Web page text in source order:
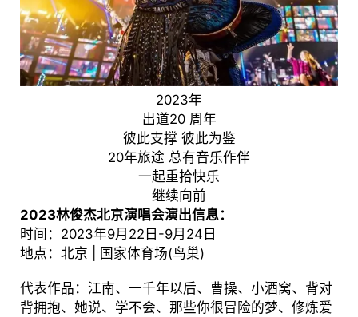
2023年
出道20 周年
彼此支撑 彼此为鉴
20年旅途 总有音乐作伴
一起重拾快乐
继续向前
2023林俊杰北京演唱会演出信息：
时间：2023年9月22日-9月24日
地点：北京 | 国家体育场(鸟巢)
代表作品：江南、一千年以后、曹操、小酒窝、背对
背拥抱、她说、学不会、那些你很冒险的梦、修炼爱